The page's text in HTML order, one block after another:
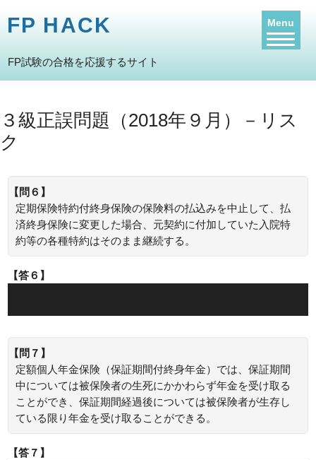
FP HACK
FP試験の合格を応援するサイト
３級正誤問題（2018年９月）－リス
ク
【問６】
定期保険特約付終身保険の保険料の払込みを中止して、払
済終身保険に変更した場合、元契約に付加していた入院特
約等の各種特約はそのまま継続する。
【答６】
【問７】
定額個人年金保険（保証期間付終身年金）では、保証期間
中については被保険者の生死にかかわらず年金を受け取る
ことができ、保証期間経過後については被保険者が生存し
ている限り年金を受け取ることができる。
【答７】
Menu